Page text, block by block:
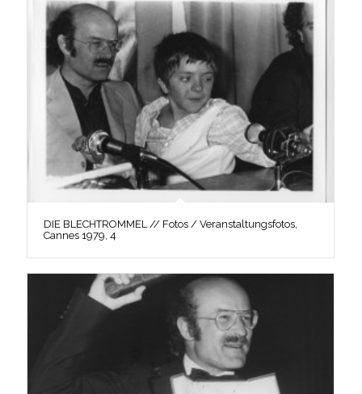
DIE BLECHTROMMEL // Fotos / Veranstaltungsfotos,
Cannes 1979, 4